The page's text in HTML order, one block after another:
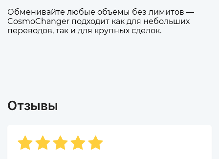
Обменивайте любые объёмы без лимитов —
CosmoChanger подходит как для небольших
переводов, так и для крупных сделок.
Отзывы